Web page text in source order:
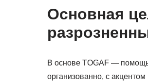
Основная
В основе TOGAF — помощь
организованно, с